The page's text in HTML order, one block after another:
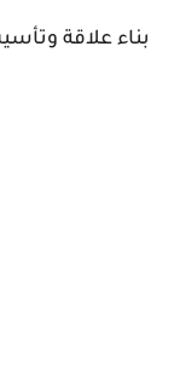
بناء علاقة